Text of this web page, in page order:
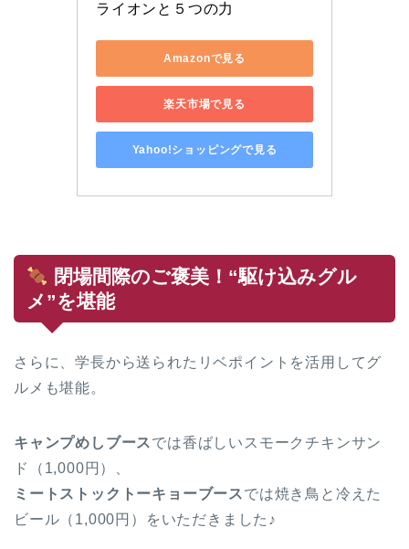
ライオンと５つの力
Amazonで見る
楽天市場で見る
Yahoo!ショッピングで見る
閉場間際のご褒美！“駆け込みグル
メ”を堪能
さらに、学長から送られたリベポイントを活用してグ
ルメも堪能。
キャンプめしブースでは香ばしいスモークチキンサン
ド（1,000円）、
ミートストックトーキョーブースでは焼き鳥と冷えた
ビール（1,000円）をいただきました♪